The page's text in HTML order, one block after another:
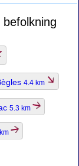
4.4 km
5.3 km